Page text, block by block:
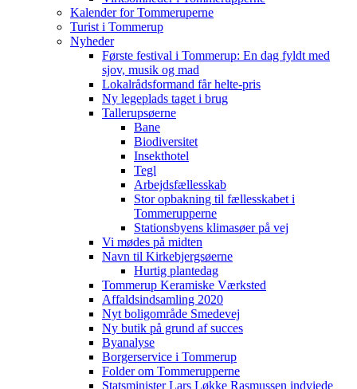
Kalender for Tommeruperne
Turist i Tommerup
Nyheder
Første festival i Tommerup: En dag fyldt med
sjov, musik og mad
Lokalrådsformand får helte-pris
Ny legeplads taget i brug
Tallerupsøerne
Bane
Biodiversitet
Insekthotel
Tegl
Arbejdsfællesskab
Stor opbakning til fællesskabet i
Tommerupperne
Stationsbyens klimasøer på vej
Vi mødes på midten
Navn til Kirkebjergsøerne
Hurtig plantedag
Tommerup Keramiske Værksted
Affaldsindsamling 2020
Nyt boligområde Smedevej
Ny butik på grund af succes
Byanalyse
Borgerservice i Tommerup
Folder om Tommerupperne
Statsminister Lars Løkke Rasmussen indviede